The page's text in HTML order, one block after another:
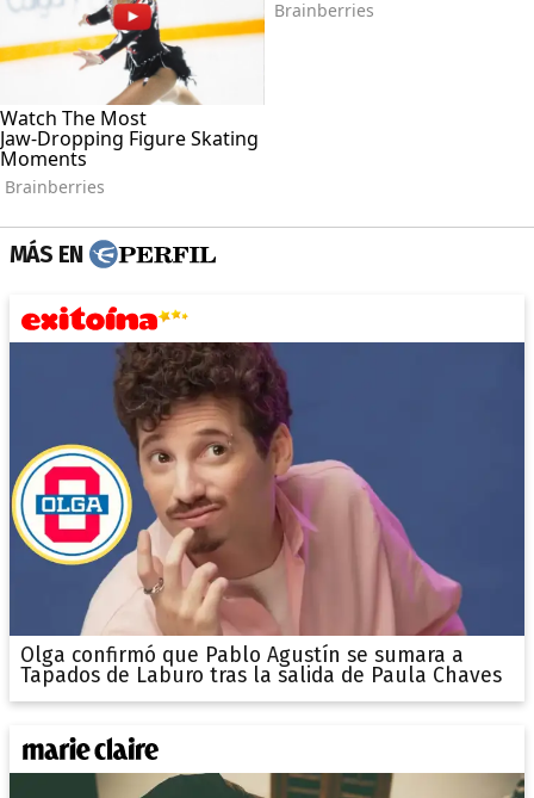
MÁS EN
Olga confirmó que Pablo Agustín se sumara a
Tapados de Laburo tras la salida de Paula Chaves